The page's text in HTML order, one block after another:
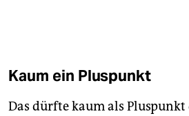
Kaum ein Pluspunkt
Das dürfte kaum als Pluspunkt